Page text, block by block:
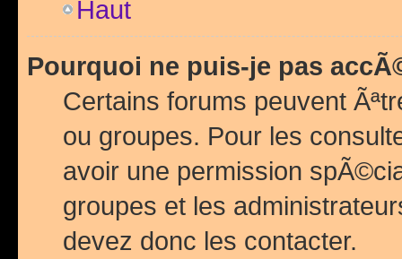
Haut
Pourquoi ne puis-je pas
Certains forums peuvent
ou groupes. Pour les
avoir une permission
groupes et les
devez donc les contacter.